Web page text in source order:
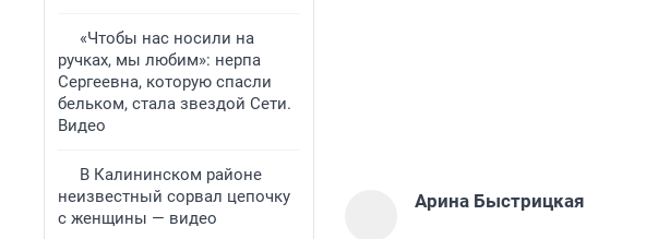
«Чтобы нас носили на
ручках, мы любим»: нерпа
Сергеевна, которую спасли
бельком, стала звездой Сети.
Видео
В Калининском районе
неизвестный сорвал цепочку
с женщины — видео
Арина Быстрицкая